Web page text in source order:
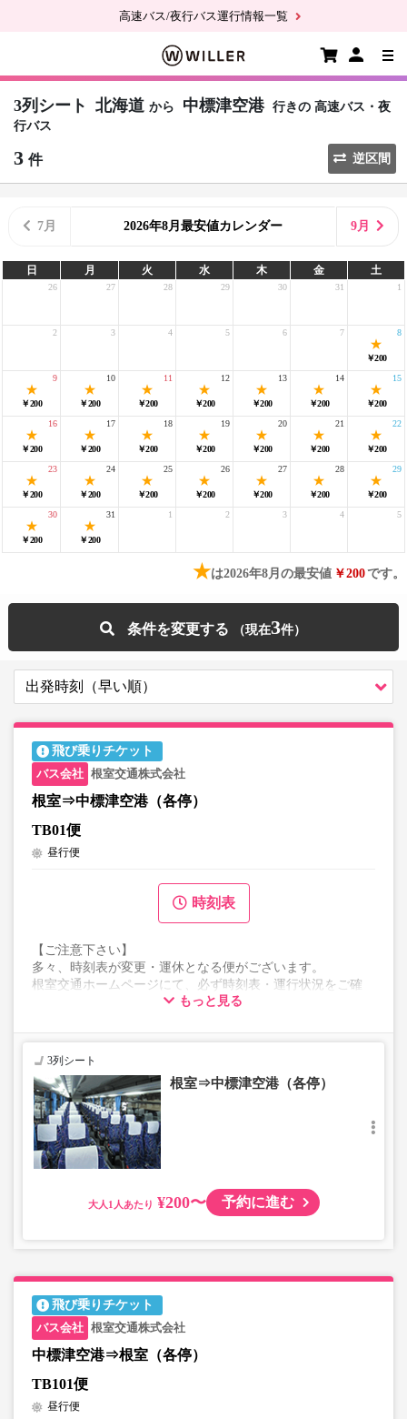
高速バス/夜行バス運行情報一覧
3列シート 北海道 から 中標津空港 行きの 高速バス・夜
行バス
3 件 逆区間
7月 2026年8月最安値カレンダー 9月
日 月 火 水 木 金 土
26 27 28 29 30 31 1
2 3 4 5 6 7
￥200
8
￥200
9
￥200
10
￥200
11
￥200
12
￥200
13
￥200
14
￥200
15
￥200
16
￥200
17
￥200
18
￥200
19
￥200
20
￥200
21
￥200
22
￥200
23
￥200
24
￥200
25
￥200
26
￥200
27
￥200
28
￥200
29
￥200
30
￥200
31 1 2 3 4 5
★は2026年8月の最安値 ￥200です。
条件を変更する 3
飛び乗りチケット
根室交通株式会社
根室⇒中標津空港（各停）
TB01便
昼行便
時刻表
【ご注意下さい】
多々、時刻表が変更・運休となる便がございます。
根室交通ホームページにて、必ず時刻表・運行状況をご確
もっと見る
3列シート
根室⇒中標津空港（各停）
大人 ¥200〜 予約に進む
飛び乗りチケット
根室交通株式会社
中標津空港⇒根室（各停）
TB101便
昼行便